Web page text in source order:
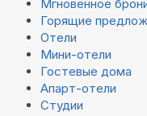
Мгновенное
Горящие
Отели
Мини-отели
Гостевые дома
Апарт-отели
Студии